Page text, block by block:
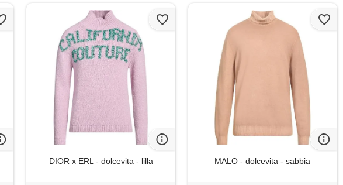
DIOR x ERL - dolcevita - lilla MALO - dolcevita - sabbia